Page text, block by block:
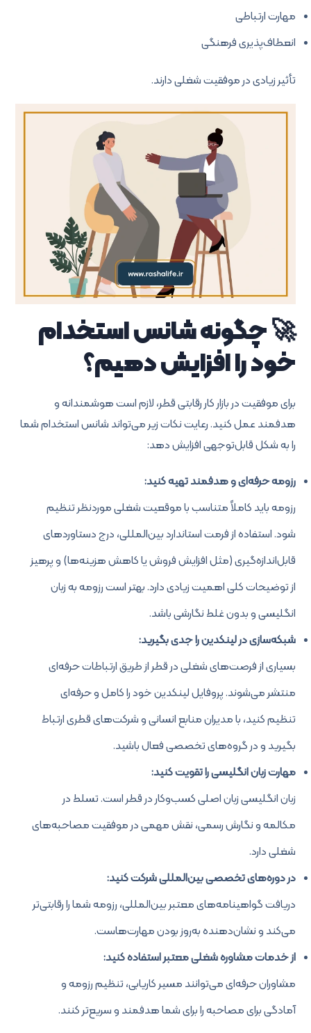
مهارت ارتباطی
انعطاف‌پذیری فرهنگی
تأثیر زیادی در موفقیت شغلی دارند.
🚀 چگونه شانس استخدام
خود را افزایش دهیم؟
برای موفقیت در بازار کار رقابتی قطر، لازم است هوشمندانه و
هدفمند عمل کنید. رعایت نکات زیر می‌تواند شانس استخدام شما
را به شکل قابل‌توجهی افزایش دهد:
رزومه حرفه‌ای و هدفمند تهیه کنید:
رزومه باید کاملاً متناسب با موقعیت شغلی موردنظر تنظیم
شود. استفاده از فرمت استاندارد بین‌المللی، درج دستاوردهای
قابل‌اندازه‌گیری (مثل افزایش فروش یا کاهش هزینه‌ها) و پرهیز
از توضیحات کلی اهمیت زیادی دارد. بهتر است رزومه به زبان
انگلیسی و بدون غلط نگارشی باشد.
شبکه‌سازی در لینکدین را جدی بگیرید:
بسیاری از فرصت‌های شغلی در قطر از طریق ارتباطات حرفه‌ای
منتشر می‌شوند. پروفایل لینکدین خود را کامل و حرفه‌ای
تنظیم کنید، با مدیران منابع انسانی و شرکت‌های قطری ارتباط
بگیرید و در گروه‌های تخصصی فعال باشید.
مهارت زبان انگلیسی را تقویت کنید:
زبان انگلیسی زبان اصلی کسب‌وکار در قطر است. تسلط در
مکالمه و نگارش رسمی، نقش مهمی در موفقیت مصاحبه‌های
شغلی دارد.
در دوره‌های تخصصی بین‌المللی شرکت کنید:
دریافت گواهینامه‌های معتبر بین‌المللی، رزومه شما را رقابتی‌تر
می‌کند و نشان‌دهنده به‌روز بودن مهارت‌هاست.
از خدمات مشاوره شغلی معتبر استفاده کنید:
مشاوران حرفه‌ای می‌توانند مسیر کاریابی، تنظیم رزومه و
آمادگی برای مصاحبه را برای شما هدفمند و سریع‌تر کنند.